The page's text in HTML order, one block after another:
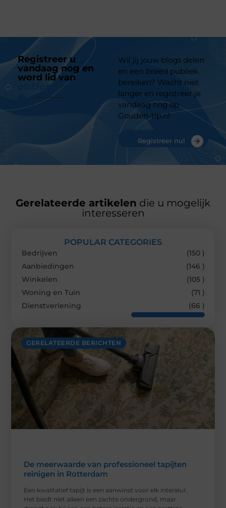
Registreer u
vandaag nog en
word lid van
platform
Wil jij jouw blogs delen
en een breed publiek
bereiken? Wacht niet
langer en registreer je
vandaag nog op
Gouden-tip.nl
Registreer nu!
Gerelateerde artikelen die u mogelijk
interesseren
GERELATEERDE BERICHTEN
De meerwaarde van professioneel tapijten
reinigen in Rotterdam
Een kwalitatief tapijt is een aanwinst voor elk interieur.
Het biedt niet alleen een zachte ondergrond, maar
POPULAR CATEGORIES
Bedrijven
(150 )
Aanbiedingen
(146 )
Winkelen
(105 )
Woning en Tuin
(71 )
Dienstverlening
(66 )